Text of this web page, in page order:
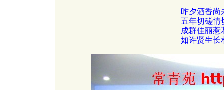
昨夕酒香尚
五年切磋情
成群佳丽惹
如许贤生长